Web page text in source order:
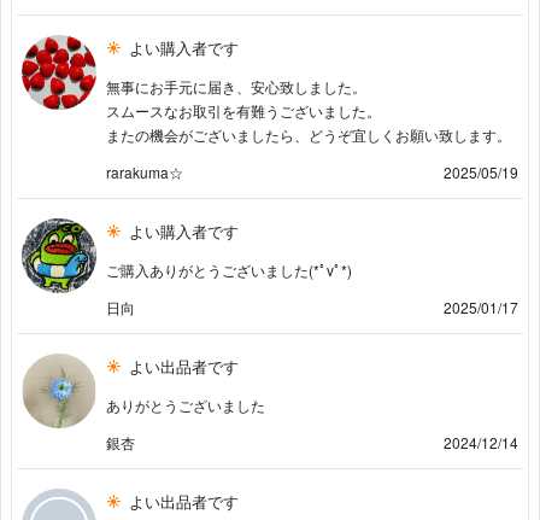
よい購入者です
無事にお手元に届き、安心致しました。
スムースなお取引を有難うございました。
またの機会がございましたら、どうぞ宜しくお願い致します。
rarakuma☆
2025/05/19
よい購入者です
ご購入ありがとうございました(*ﾟvﾟ*)
日向
2025/01/17
よい出品者です
ありがとうございました
銀杏
2024/12/14
よい出品者です